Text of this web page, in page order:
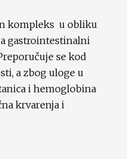
kompleks u obliku
gastrointestinalni
se kod
a zbog uloge u
i hemoglobina
krvarenja i